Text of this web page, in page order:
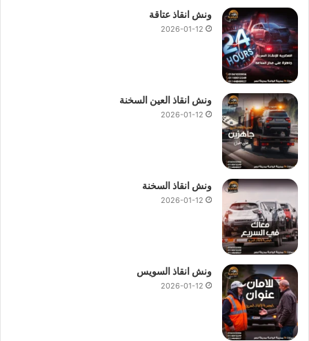
ونش انقاذ عتاقة
2026-01-12
ونش انقاذ العين السخنة
2026-01-12
ونش انقاذ السخنة
2026-01-12
ونش انقاذ السويس
2026-01-12